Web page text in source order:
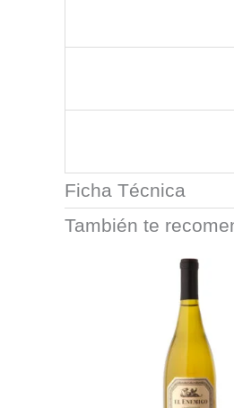
Ficha Técnica
También te